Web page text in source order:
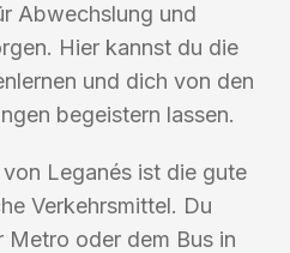
Abwechslung und
Hier kannst du die
und dich von den
begeistern lassen.
Leganés ist die gute
Verkehrsmittel. Du
Metro oder dem Bus in